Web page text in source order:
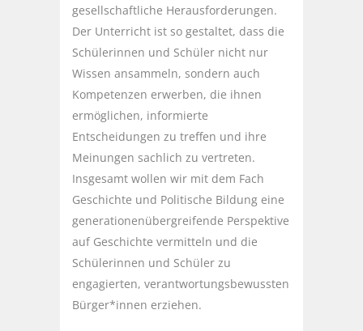
gesellschaftliche Herausforderungen.
Der Unterricht ist so gestaltet, dass die
Schülerinnen und Schüler nicht nur
Wissen ansammeln, sondern auch
Kompetenzen erwerben, die ihnen
ermöglichen, informierte
Entscheidungen zu treffen und ihre
Meinungen sachlich zu vertreten.
Insgesamt wollen wir mit dem Fach
Geschichte und Politische Bildung eine
generationenübergreifende Perspektive
auf Geschichte vermitteln und die
Schülerinnen und Schüler zu
engagierten, verantwortungsbewussten
Bürger*innen erziehen.